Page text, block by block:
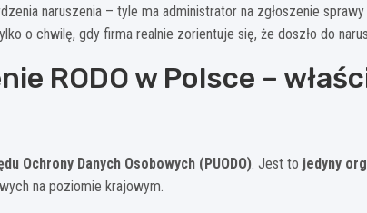
naruszenia – tyle ma administrator na zgłoszenie sprawy
o chwilę, gdy firma realnie zorientuje się, że doszło do
RODO w Polsce –
Ochrony Danych Osobowych (PUODO). Jest to jedyny
na poziomie krajowym.